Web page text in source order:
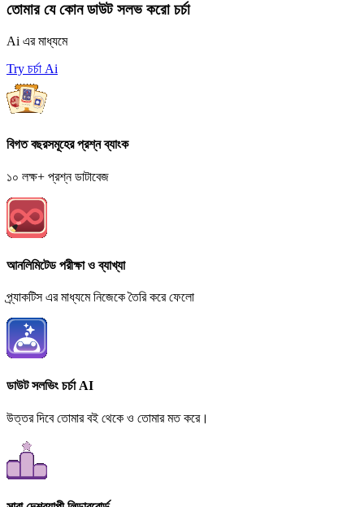
তোমার যে কোন ডাউট সলভ করো চর্চা
Ai এর মাধ্যমে
Try চর্চা Ai
বিগত বছরসমূহের প্রশ্ন ব্যাংক
১০ লক্ষ+ প্রশ্ন ডাটাবেজ
আনলিমিটেড পরীক্ষা ও ব্যাখ্যা
প্র্যাকটিস এর মাধ্যমে নিজেকে তৈরি করে ফেলো
ডাউট সলভিং চর্চা AI
উত্তর দিবে তোমার বই থেকে ও তোমার মত করে।